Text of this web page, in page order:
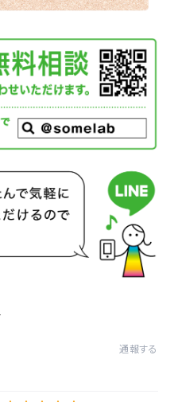
通報する